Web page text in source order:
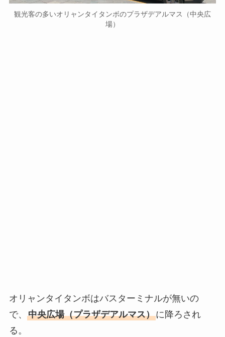
観光客の多いオリャンタイタンボのプラザデアルマス（中央広
場）
オリャンタイタンボはバスターミナルが無いの
で、 中央広場（プラザデアルマス）に降ろされ
る。